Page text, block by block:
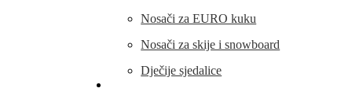
Nosači za EURO kuku
Nosači za skije i snowboard
Dječije sjedalice